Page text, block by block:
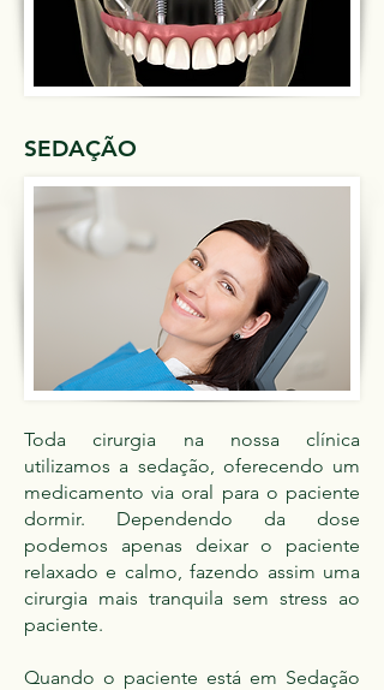
SEDAÇÃO
Toda cirurgia na nossa clínica
utilizamos a sedação, oferecendo um
medicamento via oral para o paciente
dormir. Dependendo da dose
podemos apenas deixar o paciente
relaxado e calmo, fazendo assim uma
cirurgia mais tranquila sem stress ao
paciente.
Quando o paciente está em Sedação